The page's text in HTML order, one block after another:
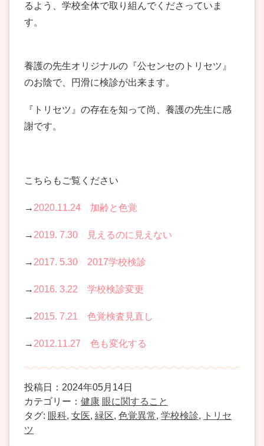
るよう、学校全体で取り組んでくださっていま
す。
養護の先生オリジナルの『公センセのトリセツ』
のお陰で、円滑に検診が出来ます。
『トリセツ』の存在を知って尚、養護の先生に感
謝です。
こちらもご覧ください
→ 2020.11.24 加齢と色覚
→ 2019. 7.30 見えるのに見えない
→ 2017. 5.30 2017学校検診
→ 2016. 3.22 学校検診変更
→ 2015. 7.21 色覚検査見直し
→ 2012.11.27 色も変化する
投稿日：2024年05月14日
カテゴリー： 健康 眼に関すること
タグ: 眼科, 女医, 緑区, 色覚異常, 学校検診,
トリセ
ツ